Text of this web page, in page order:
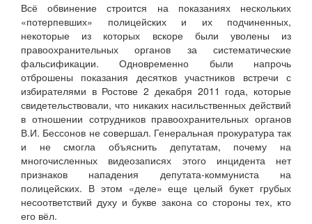
Всё обвинение строится на показаниях нескольких
«потерпевших» полицейских и их подчиненных,
некоторые из которых вскоре были уволены из
правоохранительных органов за систематические
фальсификации. Одновременно были напрочь
отброшены показания десятков участников встречи с
избирателями в Ростове 2 декабря 2011 года, которые
свидетельствовали, что никаких насильственных действий
в отношении сотрудников правоохранительных органов
В.И. Бессонов не совершал. Генеральная прокуратура так
и не смогла объяснить депутатам, почему на
многочисленных видеозаписях этого инцидента нет
признаков нападения депутата-коммуниста на
полицейских. В этом «деле» еще целый букет грубых
несоответствий духу и букве закона со стороны тех, кто
его вёл.